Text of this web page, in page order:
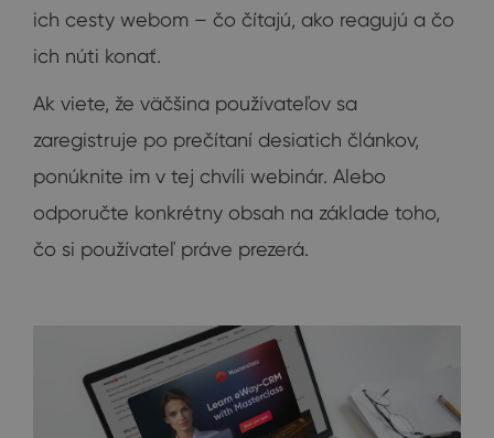
ich cesty webom – čo čítajú, ako reagujú a čo
ich núti konať.
Ak viete, že väčšina používateľov sa
zaregistruje po prečítaní desiatich článkov,
ponúknite im v tej chvíli webinár. Alebo
odporučte konkrétny obsah na základe toho,
čo si používateľ práve prezerá.